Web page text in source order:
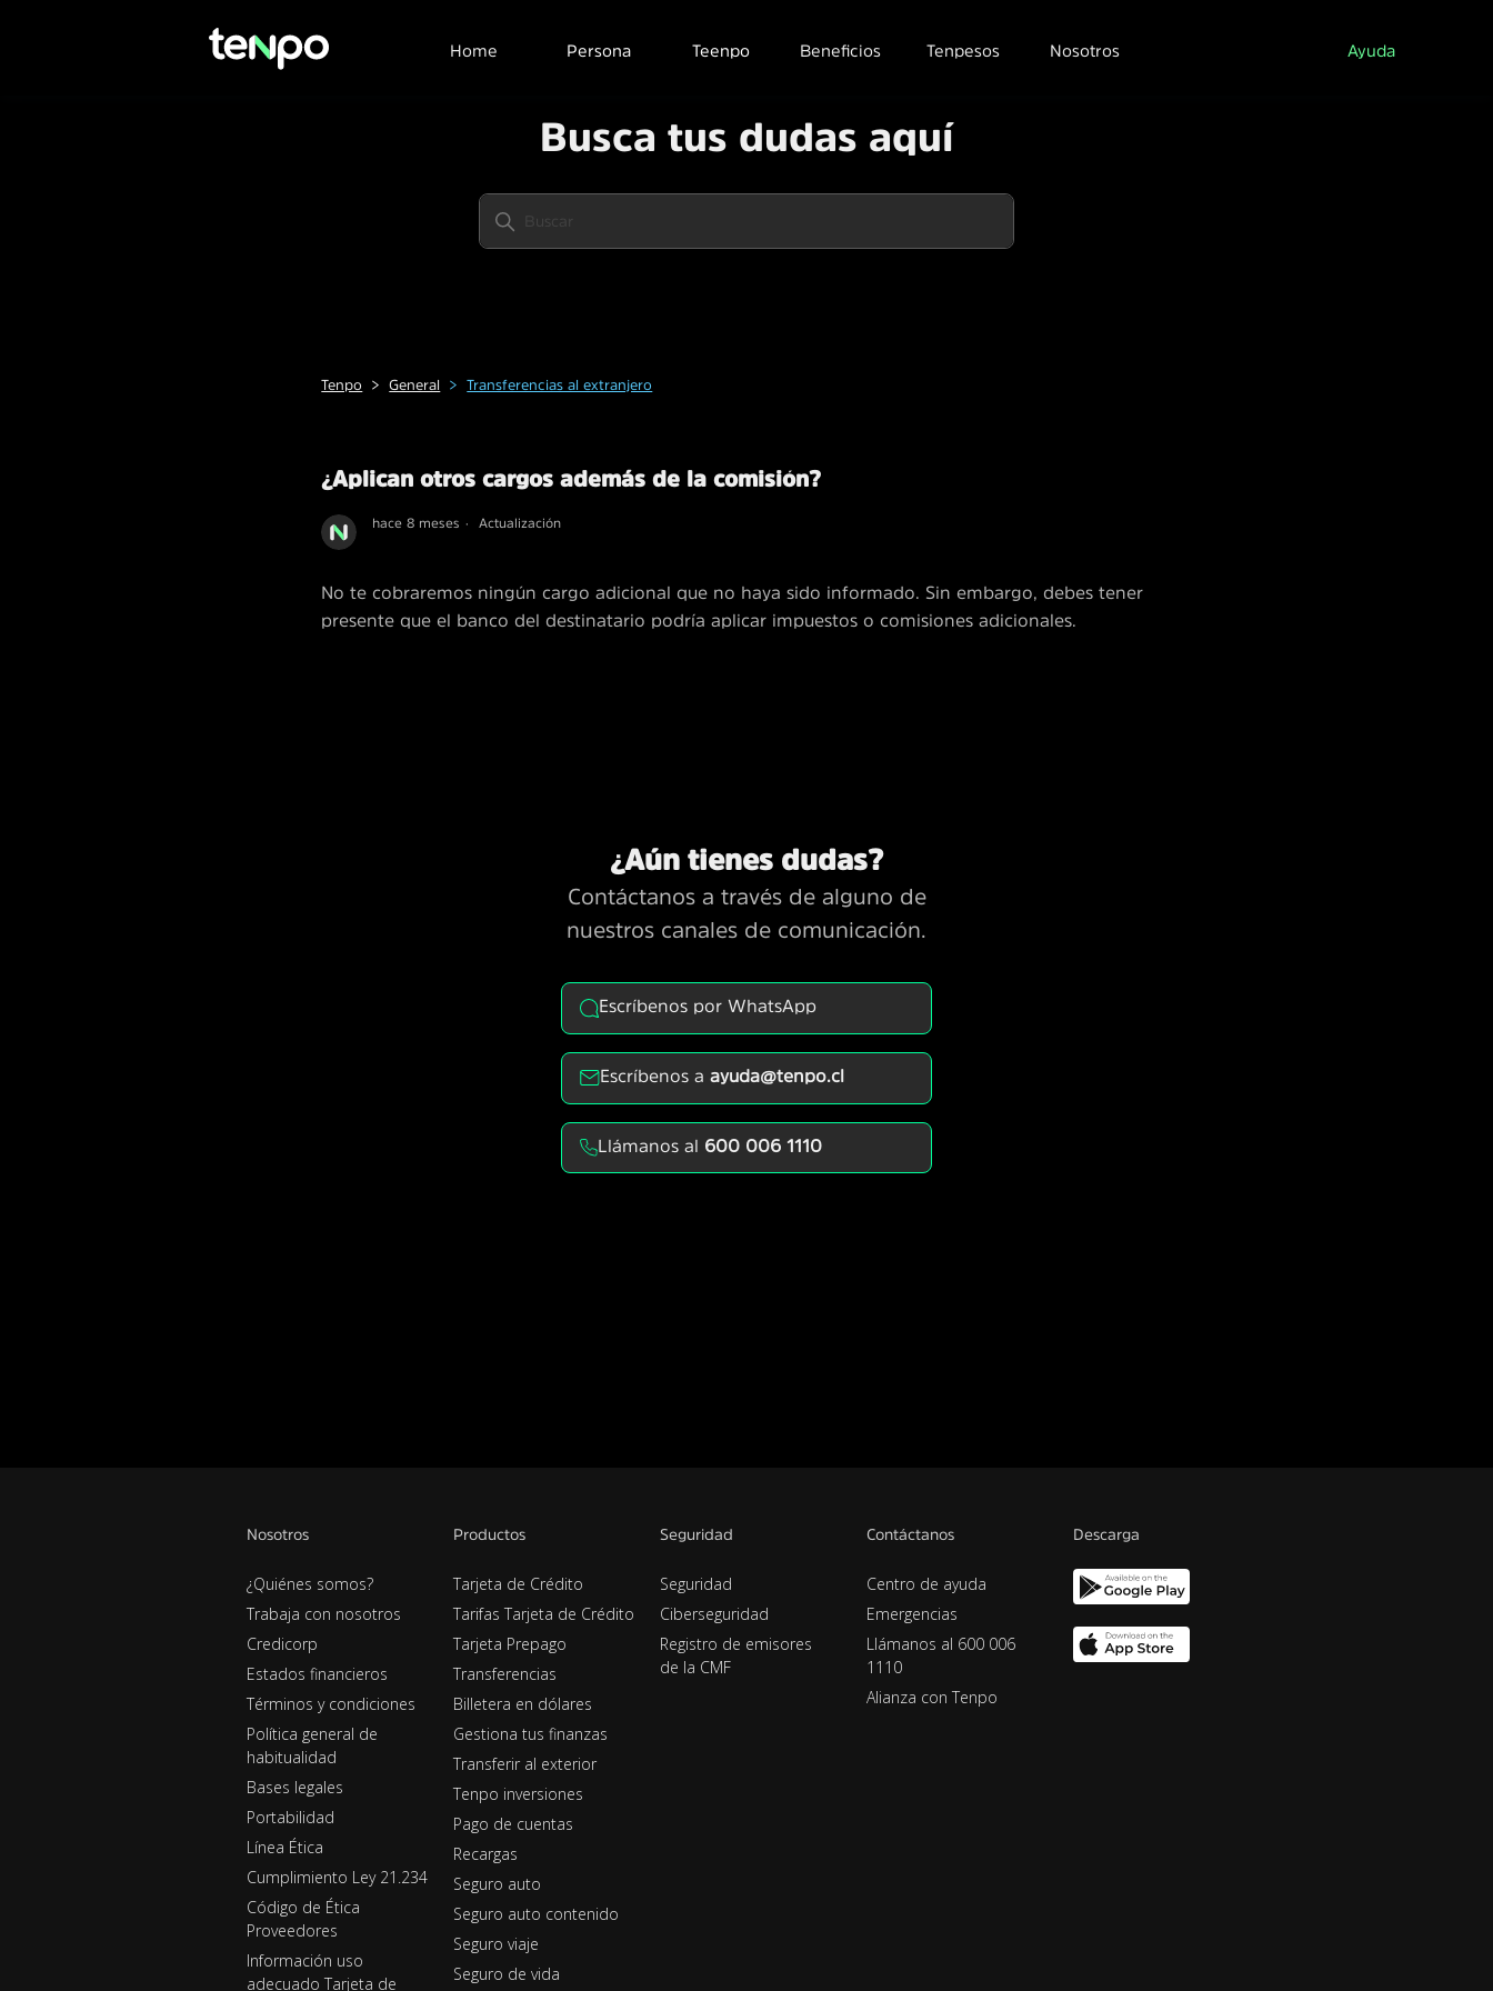
Home Persona Teenpo Beneficios Tenpesos Nosotros Ayuda
Busca tus dudas aquí
Tenpo General Transferencias al extranjero
¿Aplican otros cargos además de la comisión?
hace 8 meses Actualización
No te cobraremos ningún cargo adicional que no haya sido informado. Sin embargo, debes tener
presente que el banco del destinatario podría aplicar impuestos o comisiones adicionales.
¿Aún tienes dudas?
Contáctanos a través de alguno de
nuestros canales de comunicación.
Escríbenos por WhatsApp
Escríbenos a ayuda@tenpo.cl
Llámanos al 600 006 1110
Nosotros
¿Quiénes somos?
Trabaja con nosotros
Credicorp
Estados financieros
Términos y condiciones
Política general de
habitualidad
Bases legales
Portabilidad
Línea Ética
Cumplimiento Ley 21.234
Código de Ética
Proveedores
Información uso
adecuado Tarjeta de
Productos
Tarjeta de Crédito
Tarifas Tarjeta de Crédito
Tarjeta Prepago
Transferencias
Billetera en dólares
Gestiona tus finanzas
Transferir al exterior
Tenpo inversiones
Pago de cuentas
Recargas
Seguro auto
Seguro auto contenido
Seguro viaje
Seguro de vida
Seguridad
Seguridad
Ciberseguridad
Registro de emisores
de la CMF
Contáctanos
Centro de ayuda
Emergencias
Llámanos al 600 006
1110
Alianza con Tenpo
Descarga